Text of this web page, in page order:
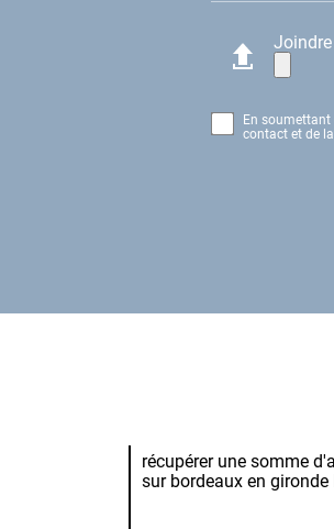
En
contact et de
récupérer une somme
sur bordeaux en